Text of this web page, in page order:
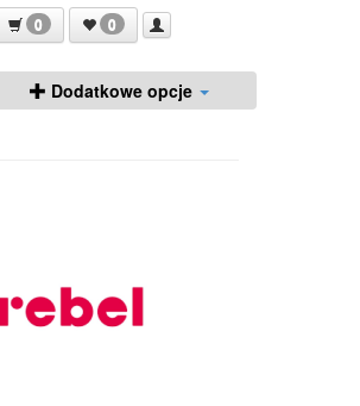
0 0
Dodatkowe opcje